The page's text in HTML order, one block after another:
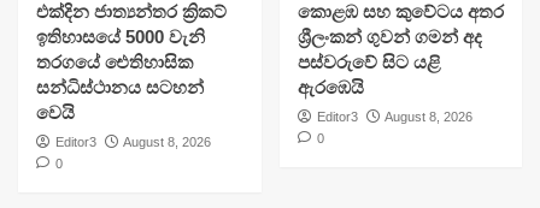
එක්දින ජාත්‍යන්තර ක්‍රිකට්
ඉතිහාසයේ 5000 වැනි
තරගයේ ඓතිහාසික
සන්ධිස්ථානය සටහන්
වෙයි
Editor3
August 8, 2026
0
​කොළඹ සහ කුවේටය අතර
ශ්‍රීලංකන් ගුවන් ගමන් අද
පස්වරුවේ සිට යළි
ඇරඹෙයි
Editor3
August 8, 2026
0